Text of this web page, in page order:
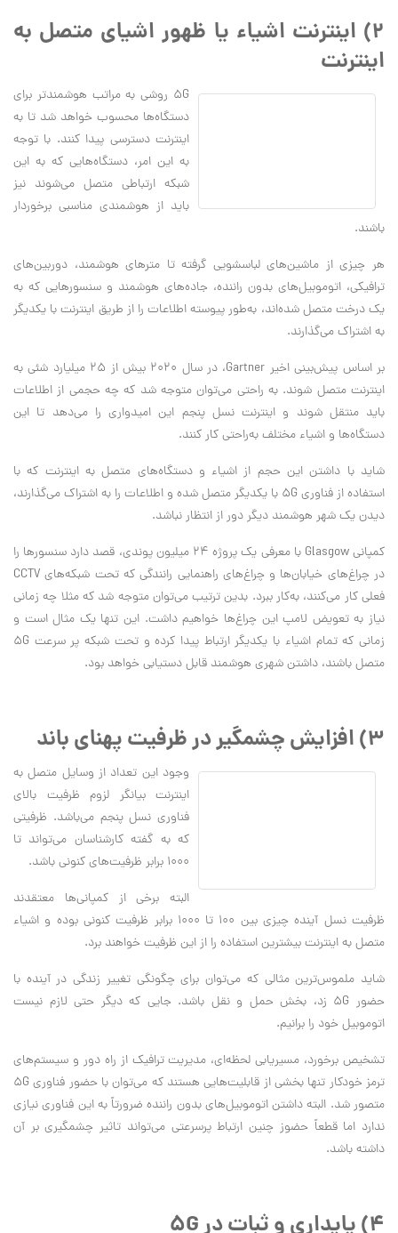
2) اینترنت اشیاء یا ظهور اشیای متصل به
اینترنت
5G روشی به مراتب هوشمندتر برای
دستگاه‌ها محسوب خواهد شد تا به
اینترنت دسترسی پیدا کنند. با توجه
به این امر، دستگاه‌هایی که به این
شبکه ارتباطی متصل می‌شوند نیز
باید از هوشمندی مناسبی برخوردار
باشند.
هر چیزی از ماشین‌های لباسشویی گرفته تا مترهای هوشمند، دوربین‌های
ترافیکی، اتوموبیل‌های بدون راننده، جاده‌های هوشمند و سنسورهایی که به
یک درخت متصل شده‌اند، به‌طور پیوسته اطلاعات را از طریق اینترنت با یکدیگر
به اشتراک می‌گذارند.
بر اساس پیش‌بینی اخیر Gartner، در سال 2020 بیش از 25 میلیارد شئی به
اینترنت متصل شوند. به راحتی می‌توان متوجه شد که چه حجمی از اطلاعات
باید منتقل شوند و اینترنت نسل پنجم این امیدواری را می‌دهد تا این
دستگاه‌ها و اشیاء مختلف به‌راحتی کار کنند.
شاید با داشتن این حجم از اشیاء و دستگاه‌های متصل به اینترنت که با
استفاده از فناوری 5G با یکدیگر متصل شده و اطلاعات را به اشتراک می‌گذارند،
دیدن یک شهر هوشمند دیگر دور از انتظار نباشد.
کمپانی Glasgow با معرفی یک پروژه 24 میلیون پوندی، قصد دارد سنسورها را
در چراغ‌های خیابان‌ها و چراغ‌های راهنمایی رانندگی که تحت شبکه‌های CCTV
فعلی کار می‌کنند، به‌کار ببرد. بدین ترتیب می‌توان متوجه شد که مثلا چه زمانی
نیاز به تعویض لامپ این چراغ‌ها خواهیم داشت. این تنها یک مثال است و
زمانی که تمام اشیاء با یکدیگر ارتباط پیدا کرده و تحت شبکه پر سرعت 5G
متصل باشند، داشتن شهری هوشمند قابل دستیابی خواهد بود.
3) افزایش چشمگیر در ظرفیت پهنای باند
وجود این تعداد از وسایل متصل به
اینترنت بیانگر لزوم ظرفیت بالای
فناوری نسل پنجم می‌باشد. ظرفیتی
که به گفته کارشناسان می‌تواند تا
1000 برابر ظرفیت‌های کنونی باشد.
البته برخی از کمپانی‌ها معتقدند
ظرفیت نسل آینده چیزی بین 100 تا 1000 برابر ظرفیت کنونی بوده و اشیاء
متصل به اینترنت بیشترین استفاده را از این ظرفیت خواهند برد.
شاید ملموس‌ترین مثالی که می‌توان برای چگونگی تغییر زندگی در آینده با
حضور 5G زد، بخش حمل و نقل باشد. جایی که دیگر حتی لازم نیست
اتوموبیل خود را برانیم.
تشخیص برخورد، مسیریابی لحظه‌ای، مدیریت ترافیک از راه دور و سیستم‌های
ترمز خودکار تنها بخشی از قابلیت‌هایی هستند که می‌توان با حضور فناوری 5G
متصور شد. البته داشتن اتوموبیل‌های بدون راننده ضرورتاً به این فناوری نیازی
ندارد اما قطعاً حضوز چنین ارتباط پرسرعتی می‌تواند تاثیر چشمگیری بر آن
داشته باشد.
4) پایداری و ثبات در 5G